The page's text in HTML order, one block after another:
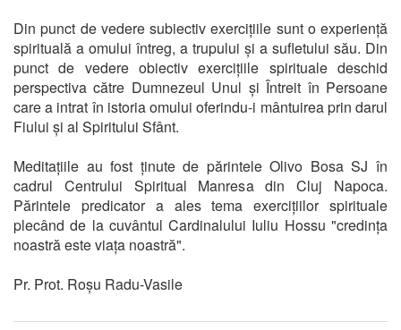
Din punct de vedere subiectiv exercițiile sunt o experiență
spirituală a omului întreg, a trupului și a sufletului său. Din
punct de vedere obiectiv exercițiile spirituale deschid
perspectiva către Dumnezeul Unul și Întreit în Persoane
care a intrat în istoria omului oferindu-i mântuirea prin darul
Fiului și al Spiritului Sfânt.
Meditațiile au fost ținute de părintele Olivo Bosa SJ în
cadrul Centrului Spiritual Manresa din Cluj Napoca.
Părintele predicator a ales tema exercițiilor spirituale
plecând de la cuvântul Cardinalului Iuliu Hossu "credința
noastră este viața noastră".
Pr. Prot. Roșu Radu-Vasile